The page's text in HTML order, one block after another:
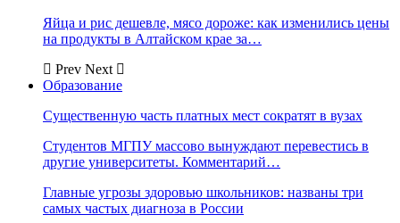
Яйца и рис дешевле, мясо дороже: как изменились цены
на продукты в Алтайском крае за…
Prev Next
Образование
Существенную часть платных мест сократят в вузах
Студентов МГПУ массово вынуждают перевестись в
другие университеты. Комментарий…
Главные угрозы здоровью школьников: названы три
самых частых диагноза в России